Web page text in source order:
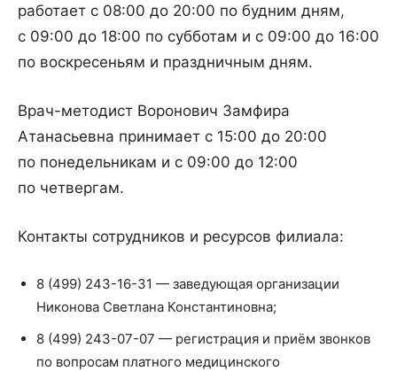
работает с 08:00 до 20:00 по будним дням,
с 09:00 до 18:00 по субботам и с 09:00 до 16:00
по воскресеньям и праздничным дням.
Врач-методист Воронович Замфира
Атанасьевна принимает с 15:00 до 20:00
по понедельникам и с 09:00 до 12:00
по четвергам.
Контакты сотрудников и ресурсов филиала:
8 (499) 243-16-31 — заведующая организации
Никонова Светлана Константиновна;
8 (499) 243-07-07 — регистрация и приём звонков
по вопросам платного медицинского